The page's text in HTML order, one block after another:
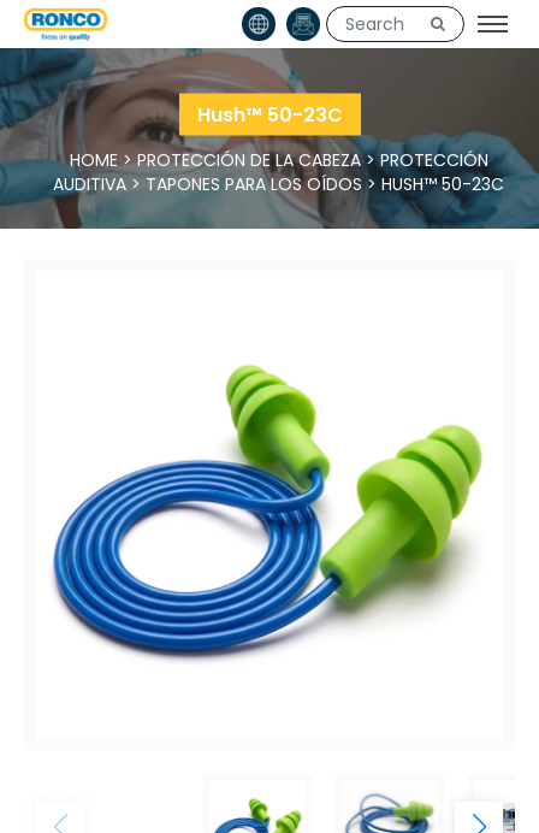
Hush™ 50-23C
HOME >PROTECCIÓN DE LA CABEZA>PROTECCIÓN
AUDITIVA > TAPONES PARA LOS OÍDOS > HUSH™ 50-23C